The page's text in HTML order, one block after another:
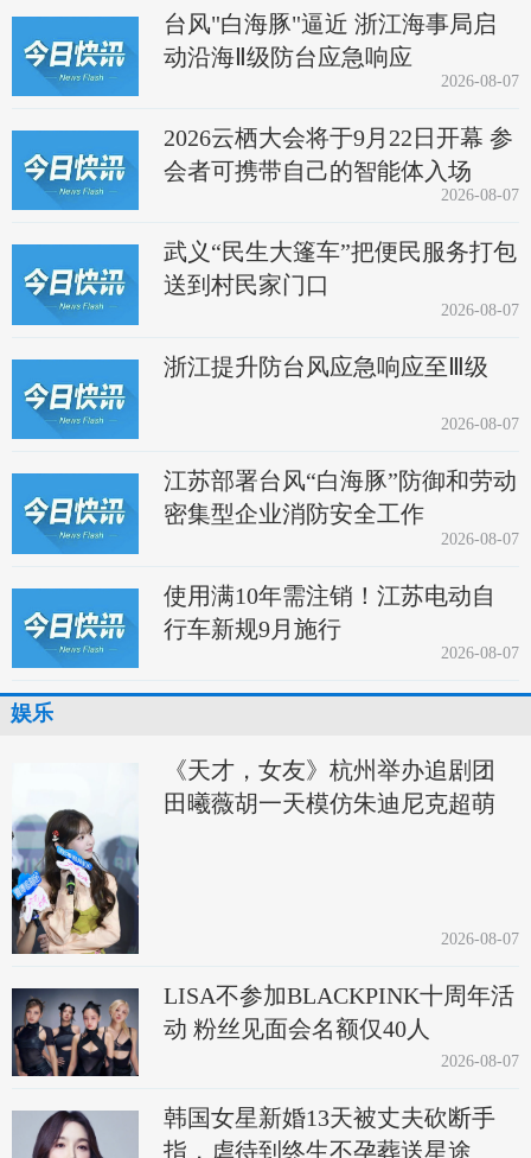
台风"白海豚"逼近 浙江海事局启
动沿海Ⅱ级防台应急响应
2026-08-07
2026云栖大会将于9月22日开幕 参
会者可携带自己的智能体入场
2026-08-07
武义“民生大篷车”把便民服务打包
送到村民家门口
2026-08-07
浙江提升防台风应急响应至Ⅲ级
2026-08-07
江苏部署台风“白海豚”防御和劳动
密集型企业消防安全工作
2026-08-07
使用满10年需注销！江苏电动自
行车新规9月施行
2026-08-07
娱乐
《天才，女友》杭州举办追剧团
田曦薇胡一天模仿朱迪尼克超萌
2026-08-07
LISA不参加BLACKPINK十周年活
动 粉丝见面会名额仅40人
2026-08-07
韩国女星新婚13天被丈夫砍断手
指，虐待到终生不孕葬送星途